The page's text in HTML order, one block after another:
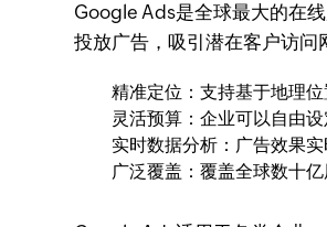
Google Ads是全球最大的在
投放广告，吸引潜在客户访问
精准定位：支持基于地理
灵活预算：企业可以自由
实时数据分析：广告效果
广泛覆盖：覆盖全球数十